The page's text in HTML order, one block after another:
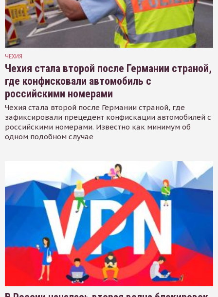
ЧЕХИЯ
Чехия стала второй после Германии страной,
где конфисковали автомобиль с
российскими номерами
Чехия стала второй после Германии страной, где
зафиксировали прецедент конфискации автомобилей с
российскими номерами. Известно как минимум об
одном подобном случае